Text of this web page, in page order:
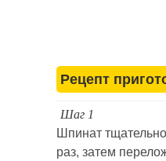
Рецепт
Шаг 1
Шпинат
раз, затем